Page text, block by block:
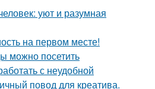
уют и разумная
на первом месте!
можно посетить
с неудобной
повод для креатива.